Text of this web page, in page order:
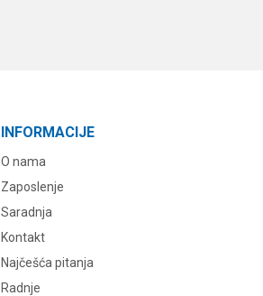
INFORMACIJE
O nama
Zaposlenje
Saradnja
Kontakt
Najčešća pitanja
Radnje